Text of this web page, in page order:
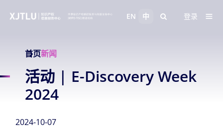
EN 中 登录
首页新闻
活动 | E-Discovery Week
2024
2024-10-07